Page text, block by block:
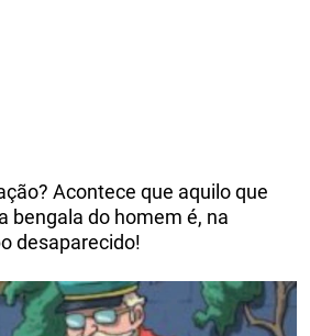
Acontece que aquilo que
bengala do homem é, na
desaparecido!